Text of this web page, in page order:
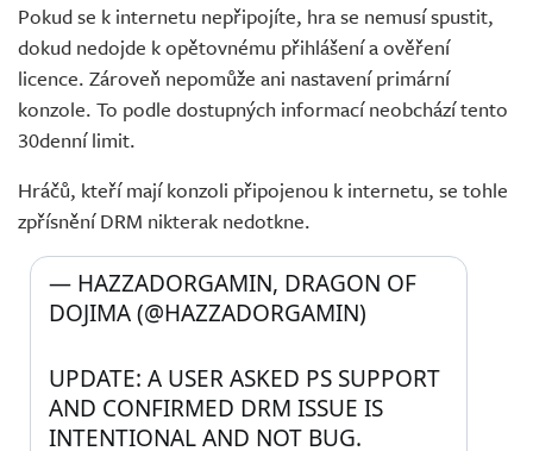
Pokud se k internetu nepřipojíte, hra se nemusí spustit,
dokud nedojde k opětovnému přihlášení a ověření
licence. Zároveň nepomůže ani nastavení primární
konzole. To podle dostupných informací neobchází tento
30denní limit.
Hráčů, kteří mají konzoli připojenou k internetu, se tohle
zpřísnění DRM nikterak nedotkne.
UPDATE: A USER ASKED PS SUPPORT
AND CONFIRMED DRM ISSUE IS
— HAZZADORGAMIN, DRAGON OF
DOJIMA (@HAZZADORGAMIN)